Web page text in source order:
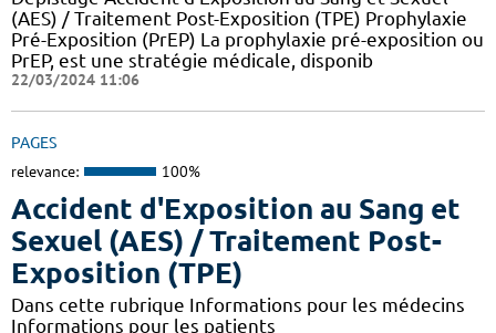
(AES) / Traitement Post-Exposition (TPE) Prophylaxie
Pré-Exposition (PrEP) La prophylaxie pré-exposition ou
PrEP, est une stratégie médicale, disponib
22/03/2024 11:06
PAGES
relevance: 100%
Accident d'Exposition au Sang et
Sexuel (AES) / Traitement Post-
Exposition (TPE)
Dans cette rubrique Informations pour les médecins
Informations pour les patients